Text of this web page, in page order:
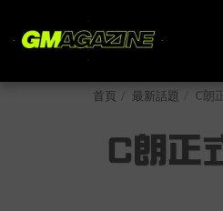
首頁 最新話題 C朗
C朗正